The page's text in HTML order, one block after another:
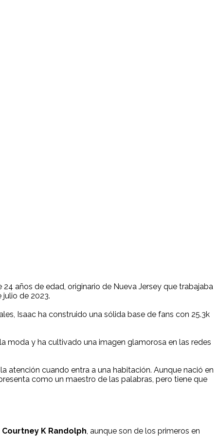
24 años de edad, originario de Nueva Jersey que trabajaba
de 2023.
Isaac ha construido una sólida base de fans con 25.3k
moda y ha cultivado una imagen glamorosa en las redes
atención cuando entra a una habitación. Aunque nació en
como un maestro de las palabras, pero tiene que
Courtney K Randolph, aunque son de los primeros en